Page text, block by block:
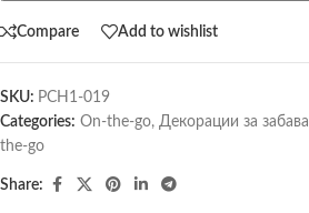
Compare Add to wishlist
SKU: PCH1-019
Categories: On-the-go, Декорации за забава
the-go
Share: